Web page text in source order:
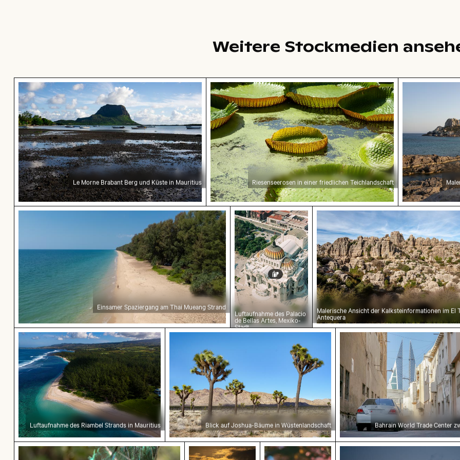
Weitere Stockmedien
Le Morne Brabant Berg und Küste in Mauritius
Le Morne Brabant Berg und Küste in Mauritius
Riesenseerosen in einer friedlichen Teichlandschaft
Riesenseerosen in einer friedlichen Teichlandschaft
Malerische
Einsamer Spaziergang am Thai Mueang Strand
Einsamer Spaziergang am Thai Mueang Strand
Luftaufnahme des Palacio de Bellas Artes,
Luftaufnahme des Palacio
de Bellas Artes, Mexiko-
Stadt
Malerische Ansicht der
Malerische Ansicht der Kalksteinformationen im El
Antequera
Luftaufnahme des Riambel Strands in Mauritius
Luftaufnahme des Riambel Strands in Mauritius
Blick auf Joshua-Bäume in Wüstenlandschaft
Blick auf Joshua-Bäume in Wüstenlandschaft
Bahrain World Trade
Bahrain World Trade Center
Majestätischer Pfau mit prächtigem GefiederSilhouette von Menschen beim Angeln auf einem Steg bei
Blühende Kirschblüten im Frühling
Schöne